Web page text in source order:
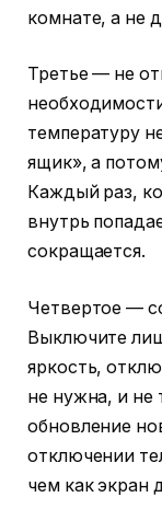
комнате, а не
Третье — не
температуру
ящик», а
Каждый раз,
внутрь
сокращается.
Четвертое —
Выключите
яркость,
не нужна, и не
обновление
отключении
чем как экран